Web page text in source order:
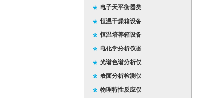
电子天平衡器类
恒温干燥箱设备
恒温培养箱设备
电化学分析仪器
光谱色谱分析仪
表面分析检测仪
物理特性反应仪